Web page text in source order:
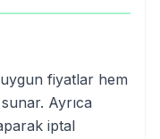
fiyatlar hem
Ayrıca
iptal